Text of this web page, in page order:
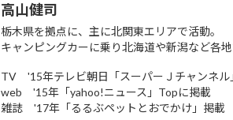
高山健司
栃木県を拠点に、主に北関東エリアで活動。
キャンピングカーに乗り北海道や新潟など各地
TV '15年テレビ朝日「スーパーＪチャンネル
web '15年「yahoo!ニュース」Topに掲載
雑誌 '17年「るるぶペットとおでかけ」掲載